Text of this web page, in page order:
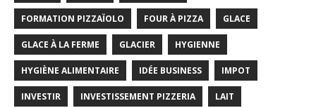
FORMATION PIZZAÏOLO FOUR À PIZZA GLACE
GLACE À LA FERME GLACIER HYGIENNE
HYGIÈNE ALIMENTAIRE IDÉE BUSINESS IMPOT
INVESTIR INVESTISSEMENT PIZZERIA LAIT